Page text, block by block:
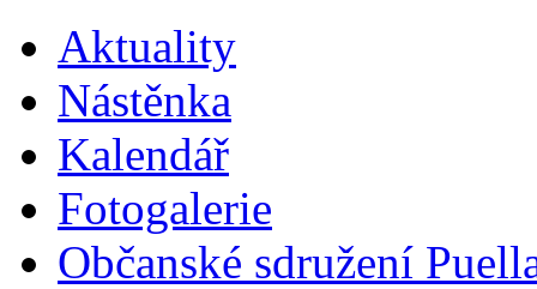
Aktuality
Nástěnka
Kalendář
Fotogalerie
Občanské sdružení